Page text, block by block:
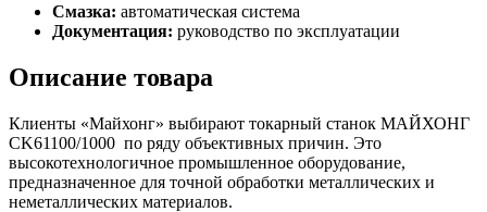
Смазка: автоматическая система
Документация: руководство по эксплуатации
Описание товара
Клиенты «Майхонг» выбирают токарный станок МАЙХОНГ
CK61100/1000 по ряду объективных причин. Это
высокотехнологичное промышленное оборудование,
предназначенное для точной обработки металлических и
неметаллических материалов.